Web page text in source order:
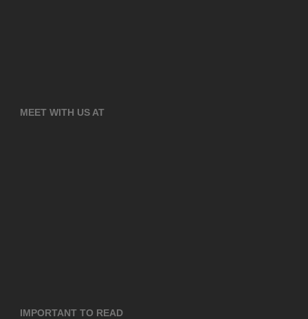
MEET WITH US AT
IMPORTANT TO READ